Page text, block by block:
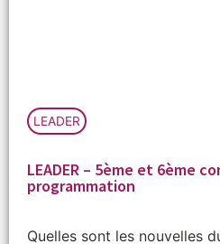
LEADER
LEADER – 5ème et 6ème
programmation
Quelles sont les nouvelles